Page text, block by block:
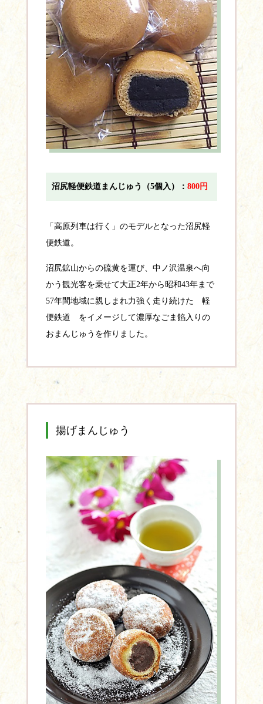
沼尻軽便鉄道まんじゅう（5個入）： 800円
「高原列車は行く」のモデルとなった沼尻軽
便鉄道。
沼尻鉱山からの硫黄を運び、中ノ沢温泉へ向
かう観光客を乗せて大正2年から昭和43年まで
57年間地域に親しまれ力強く走り続けた 軽
便鉄道 をイメージして濃厚なごま餡入りの
おまんじゅうを作りました。
揚げまんじゅう